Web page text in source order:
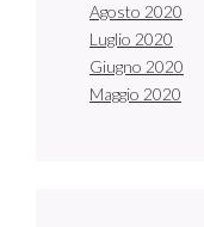
Agosto 2020
Luglio 2020
Giugno 2020
Maggio 2020